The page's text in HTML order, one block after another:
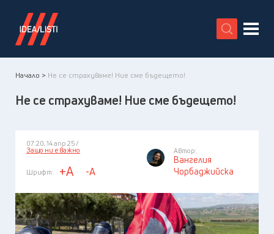
X
Начало > Не се страхуваме! Ние сме бъдещето!
Не се страхуваме! Ние сме бъдещето!
07:20, 14 апр 25 /
Защо ни е важно
Шрифт: +A -A
Автор:
Вангелия
Чорбаджийска